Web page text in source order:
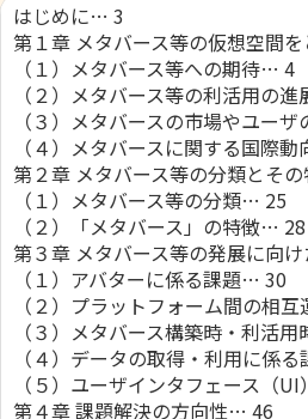
はじめに… 3
第１章 メタバース等の仮想空間
（１）メタバース等への期待… 4
（２）メタバース等の利活用の
（３）メタバースの市場やユー
（４）メタバースに関する国際
第２章 メタバース等の分類とそ
（１）メタバース等の分類… 25
（２）「メタバース」の特徴… 28
第３章 メタバース等の発展に向
（１）アバターに係る課題… 30
（２）プラットフォーム間の相
（３）メタバース構築時・利活
（４）データの取得・利用に係
（５）ユーザインタフェース（
第４章 課題解決の方向性… 46